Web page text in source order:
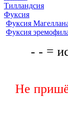
Тилландсия
Фуксия
Фуксия
Фуксия
- - =
Не